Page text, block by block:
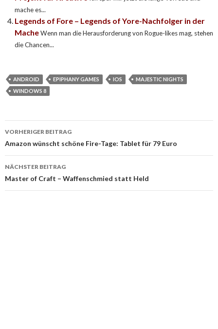
mache es...
Legends of Fore – Legends of Yore-Nachfolger in der
MacheWenn man die Herausforderung von Rogue-likes mag, stehen
die Chancen...
ANDROID EPIPHANY GAMES IOS
MAJESTIC NIGHTS
WINDOWS 8
Beitragsnavigation
VORHERIGER BEITRAG
Amazon wünscht schöne Fire-Tage: Tablet für 79 Euro
NÄCHSTER BEITRAG
Master of Craft – Waffenschmied statt Held